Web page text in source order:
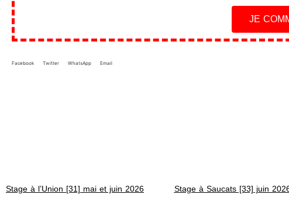
JE
Facebook Twitter WhatsApp Email
Stage à l’Union [31] mai et juin 2026 Stage à Saucats [33] juin